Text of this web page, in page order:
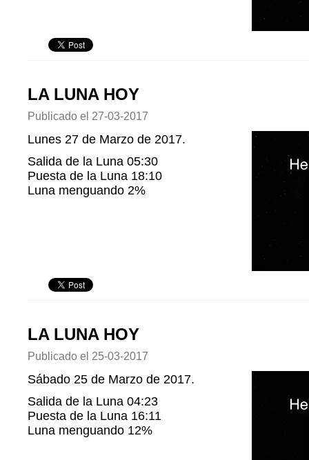
LA LUNA HOY
Publicado el 27-03-2017
Lunes 27 de Marzo de 2017.
Salida de la Luna 05:30
Puesta de la Luna 18:10
Luna menguando 2%
LA LUNA HOY
Publicado el 25-03-2017
Sábado 25 de Marzo de 2017.
Salida de la Luna 04:23
Puesta de la Luna 16:11
Luna menguando 12%